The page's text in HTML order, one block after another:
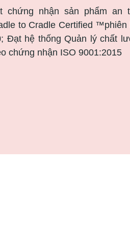
chứng nhận sản phẩm an
to Cradle Certified ™phiên
Đạt hệ thống Quản lý chất
chứng nhận ISO 9001:2015